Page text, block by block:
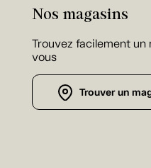
Nos magasins
Trouvez facilement un
vous
Trouver un